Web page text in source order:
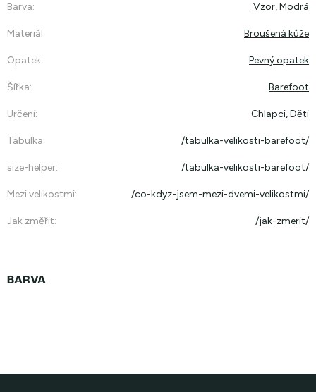
Barva: Vzor,Modrá
Materiál: Broušená kůže
Opatek: Pevný opatek
Šířka: Barefoot
Určení: Chlapci,Děti
Tabulka: /tabulka-velikosti-barefoot/
size-helper: /tabulka-velikosti-barefoot/
Mezi velikostmi: /co-kdyz-jsem-mezi-dvemi-velikostmi/
Jak změřit: /jak-zmerit/